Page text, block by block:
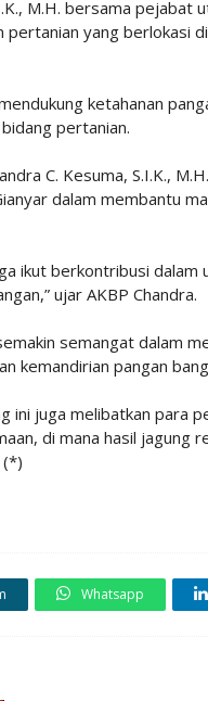
M.H. bersama pejabat
yang berlokasi
ketahanan
pertanian.
C. Kesuma, S.I.K.,
dalam membantu
ikut berkontribusi dalam
ujar AKBP Chandra.
semangat dalam
kemandirian pangan
ini juga melibatkan para
di mana hasil jagung
(*)
Whatsapp